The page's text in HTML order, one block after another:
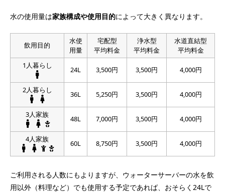
水の使用量は家族構成や使用目的によって大きく異なります。
飲用目的
水使
用量
宅配型
平均料金
浄水型
平均料金
水道直結型
平均料金
1人暮らし
24L 3,500円 3,500円 4,000円
2人暮らし 36L 5,250円 3,500円 4,000円
3人家族 48L 7,000円 3,500円 4,000円
4人家族 60L 8,750円 3,500円 4,000円
ご利用される人数にもよりますが、ウォーターサーバーの水を飲
用以外（料理など）でも使用する予定であれば、おそらく24Lで